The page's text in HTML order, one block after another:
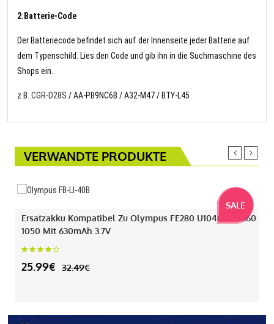
2.Batterie-Code
Der Batteriecode befindet sich auf der Innenseite jeder Batterie auf
dem Typenschild. Lies den Code und gib ihn in die Suchmaschine des
Shops ein.
z.B. CGR-D28S / AA-PB9NC6B / A32-M47 / BTY-L45
VERWANDTE PRODUKTE
SALE
Ersatzakku Kompatibel Zu Olympus FE280 U1040 330 360
1050 Mit 630mAh 3.7V
25.99€ 32.49€